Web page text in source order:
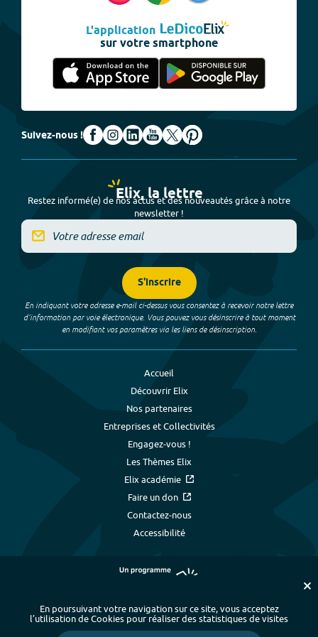
L'application
sur votre smartphone
Suivez-nous !
Elix, la lettre
Restez informé(e) de nos actus et des nouveautés grâce à notre
newsletter !
S'inscrire
En indiquant votre adresse e-mail ci-dessus vous consentez à recevoir notre lettre
d’information par voie électronique. Vous pouvez vous désinscrire à tout moment
en modifiant vos paramètres via les liens de désinscription.
Accueil
Découvrir Elix
Nos partenaires
Entreprises et Collectivités
Engagez-vous !
Les Thèmes Elix
Elix académie
Faire un don
Contactez-nous
Accessibilité
Plan du site - Index alphabétique -
En poursuivant votre navigation sur ce site, vous acceptez
l’utilisation de Cookies pour réaliser des statistiques de visites